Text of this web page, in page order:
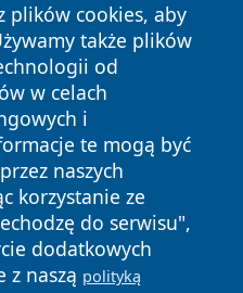
plików cookies, aby
także plików
od
w celach
i
te mogą być
naszych
korzystanie ze
do serwisu",
dodatkowych
z naszą polityką
prawa zastrzeżone.
Polityka
Cookies